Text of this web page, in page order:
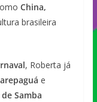
China,
brasileira
, Roberta já
e
Samba